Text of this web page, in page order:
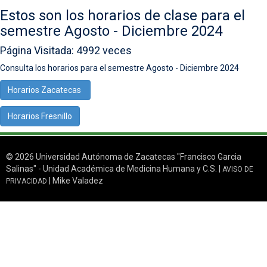
Estos son los horarios de clase para el
semestre Agosto - Diciembre 2024
Página Visitada: 4992 veces
Consulta los horarios para el semestre Agosto - Diciembre 2024
Horarios Zacatecas
Horarios Fresnillo
© 2026 Universidad Autónoma de Zacatecas "Francisco Garcia
Salinas" - Unidad Académica de Medicina Humana y C.S. | AVISO DE
PRIVACIDAD
| Mike Valadez